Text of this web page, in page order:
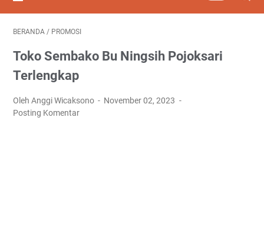
BERANDA / PROMOSI
Toko Sembako Bu Ningsih Pojoksari
Terlengkap
Oleh Anggi Wicaksono
November 02, 2023
Posting Komentar